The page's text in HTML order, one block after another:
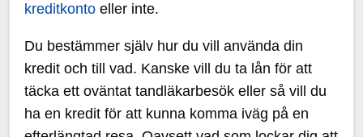
kreditkonto eller inte.
Du bestämmer själv hur du vill använda din
kredit och till vad. Kanske vill du ta lån för att
täcka ett oväntat tandläkarbesök eller så vill du
ha en kredit för att kunna komma iväg på en